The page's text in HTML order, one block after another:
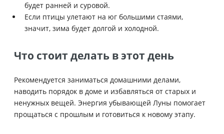
будет ранней и суровой.
Если птицы улетают на юг большими стаями,
значит, зима будет долгой и холодной.
Что стоит делать в этот день
Рекомендуется заниматься домашними делами,
наводить порядок в доме и избавляться от старых и
ненужных вещей. Энергия убывающей Луны помогает
прощаться с прошлым и готовиться к новому этапу.